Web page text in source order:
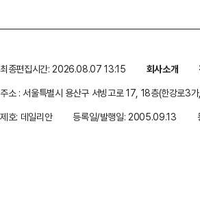
최종편집시간: 2026.08.07 13:15 회사소개
주소 : 서울특별시 용산구 서빙고로 17, 18층(한강로3
제호: 데일리안
등록일/발행일: 2005.09.13